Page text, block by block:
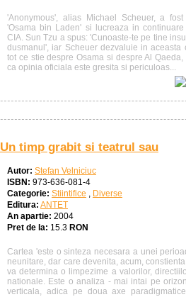
'Anonymous', alias Michael Scheuer, a
'Osama bin Laden' si lucreaza in
CIA. Sun Tzu a spus: 'Cunoaste-te pe tine
dusmanul', iar Scheuer dezvaluie in aceasta
tot ce stie despre Osama si despre Al Qaeda,
ca opinia oficiala este gresita si periculoas...
Un timp grabit si teatrul sau
Autor: Stefan Velniciuc
ISBN: 973-636-081-4
Categorie: Stiintifice , Diverse
Editura: ANTET
An apartie: 2004
Pret de la: 15.3 RON
Cartea 'este o sinteza necesara a unei
neunitare, dar care devenita, acum,
va determina o limpezime a valorilor,
nationale. Este o analiza - mai intai pe
verticala, adica pe doua axe